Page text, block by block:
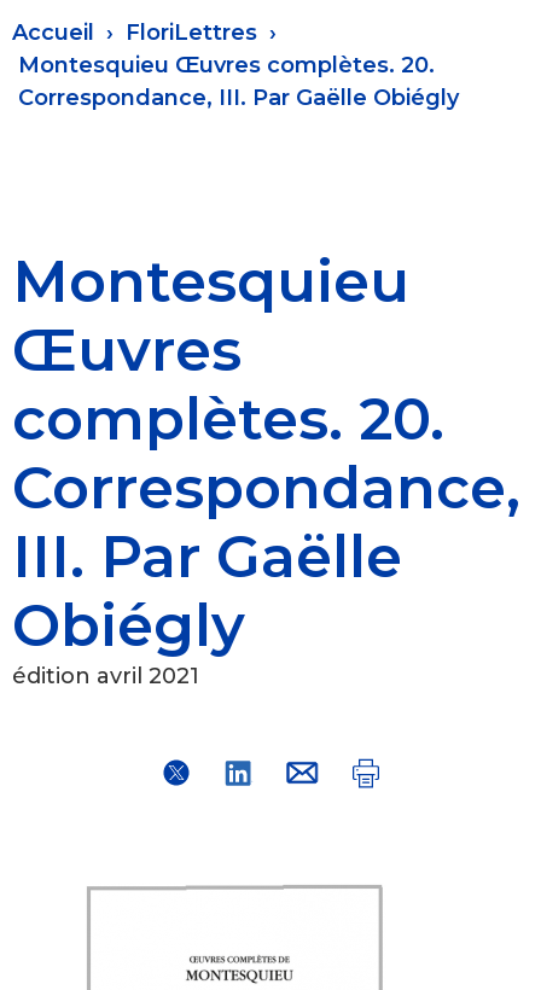
Fil
d'Ariane
Accueil
FloriLettres
Montesquieu Œuvres complètes. 20.
Correspondance, III. Par Gaëlle Obiégly
Montesquieu
Œuvres
complètes. 20.
Correspondance,
III. Par Gaëlle
Obiégly
édition avril 2021